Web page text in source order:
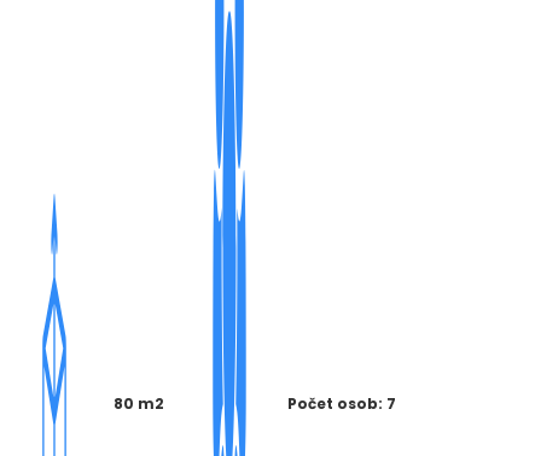
80 m2 Počet osob: 7